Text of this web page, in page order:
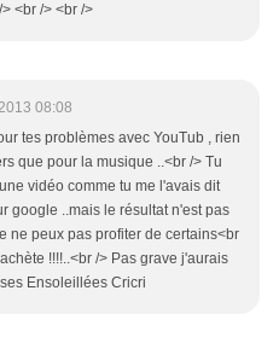
<br /> <br />
08:08
tes problèmes avec YouTub , rien
que pour la musique ..<br /> Tu
vidéo comme tu me l'avais dit
google ..mais le résultat n'est pas
ne peux pas profiter de certains<br
!!!!..<br /> Pas grave j'aurais
Ensoleillées Cricri